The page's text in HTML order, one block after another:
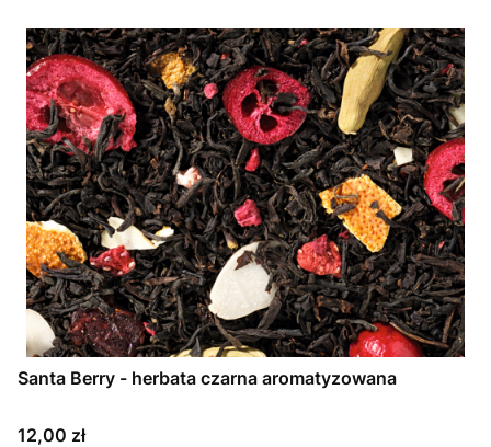
Santa Berry - herbata czarna aromatyzowana
Cena
12,00 zł